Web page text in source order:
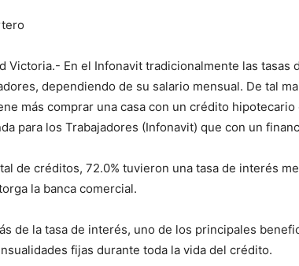
Victoria.- En el Infonavit tradicionalmente las tasas
dependiendo de su salario mensual. De tal
más comprar una casa con un crédito
para los Trabajadores (Infonavit) que con un
de créditos, 72.0% tuvieron una tasa de interés
la banca comercial.
de la tasa de interés, uno de los principales
fijas durante toda la vida del crédito.